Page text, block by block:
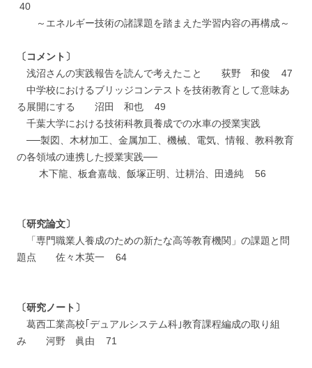
40
～エネルギー技術の諸課題を踏まえた学習内容の再構成～
〔コメント〕
浅沼さんの実践報告を読んで考えたこと 荻野 和俊 47
中学校におけるブリッジコンテストを技術教育として意味あ
る展開にする 沼田 和也 49
千葉大学における技術科教員養成での水車の授業実践
──製図、木材加工、金属加工、機械、電気、情報、教科教育
の各領域の連携した授業実践──
木下龍、板倉嘉哉、飯塚正明、辻耕治、田邊純 56
〔研究論文〕
「専門職業人養成のための新たな高等教育機関」の課題と問
題点 佐々木英一 64
〔研究ノート〕
葛西工業高校｢デュアルシステム科｣教育課程編成の取り組
み 河野 眞由 71